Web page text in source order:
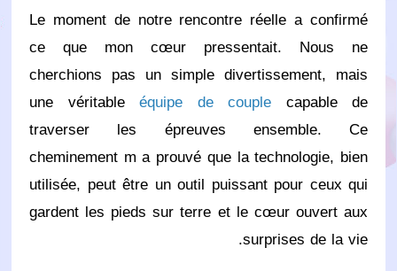
Le moment de notre rencontre réelle a confirmé
ce que mon cœur pressentait. Nous ne
cherchions pas un simple divertissement, mais
une véritable équipe de couple capable de
traverser les épreuves ensemble. Ce
cheminement m a prouvé que la technologie, bien
utilisée, peut être un outil puissant pour ceux qui
gardent les pieds sur terre et le cœur ouvert aux
surprises de la vie.